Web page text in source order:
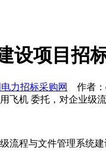
设项目招
力招标采购网 作者：
飞机 委托，对企业级
流程与文件管理系统